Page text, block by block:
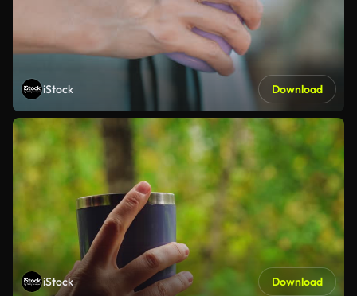
iStock Download
iStock Download